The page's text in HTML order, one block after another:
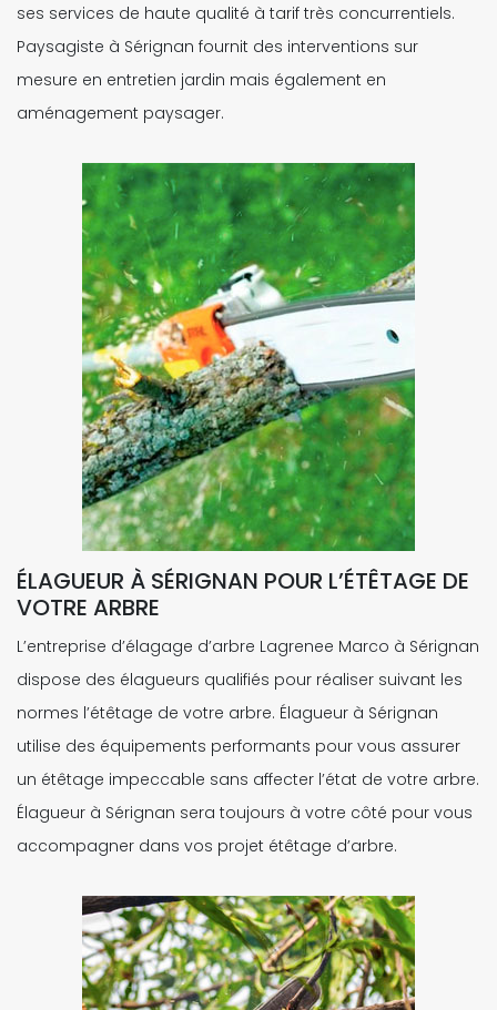
ses services de haute qualité à tarif très concurrentiels.
Paysagiste à Sérignan fournit des interventions sur
mesure en entretien jardin mais également en
aménagement paysager.
ÉLAGUEUR À SÉRIGNAN POUR L’ÉTÊTAGE DE
VOTRE ARBRE
L’entreprise d’élagage d’arbre Lagrenee Marco à Sérignan
dispose des élagueurs qualifiés pour réaliser suivant les
normes l’étêtage de votre arbre. Élagueur à Sérignan
utilise des équipements performants pour vous assurer
un étêtage impeccable sans affecter l’état de votre arbre.
Élagueur à Sérignan sera toujours à votre côté pour vous
accompagner dans vos projet étêtage d’arbre.